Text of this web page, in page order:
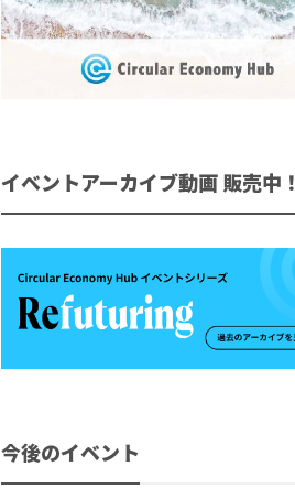
イベントアーカイブ動画 販売中！
今後のイベント